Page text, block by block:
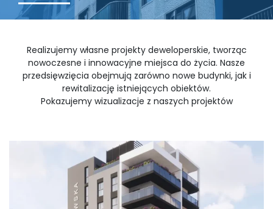
Realizujemy własne projekty deweloperskie, tworząc
nowoczesne i innowacyjne miejsca do życia. Nasze
przedsięwzięcia obejmują zarówno nowe budynki, jak i
rewitalizację istniejących obiektów.
Pokazujemy wizualizacje z naszych projektów